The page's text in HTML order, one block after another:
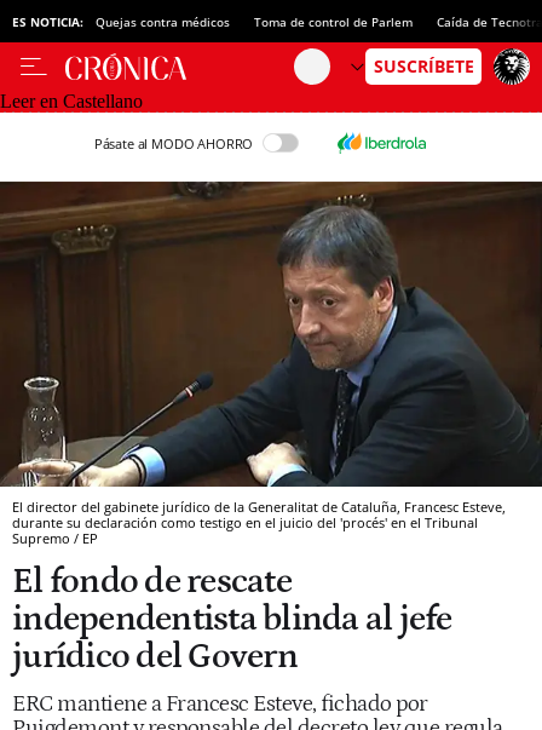
ES NOTICIA: Quejas contra médicos Toma de control de Parlem Caída de
Leer en Castellano
Pásate al MODO AHORRO
El director del gabinete jurídico de la Generalitat de Cataluña, Francesc Esteve,
durante su declaración como testigo en el juicio del 'procés' en el Tribunal
Supremo / EP
El fondo de rescate
independentista blinda al jefe
jurídico del Govern
ERC mantiene a Francesc Esteve, fichado por